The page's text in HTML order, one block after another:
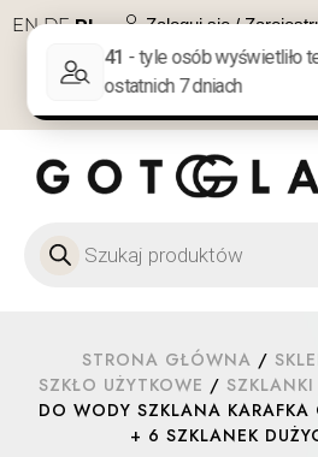
EN DE PL Zaloguj się /
NA
STRONA GŁÓWNA /
SZKŁO UŻYTKOWE /
DO WODY SZKLANA KARAFKA
+ 6 SZKLANEK